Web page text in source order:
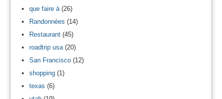
que faire à(26)
Randonnées (14)
Restaurant(45)
roadtrip usa(20)
San Francisco(12)
shopping(1)
texas (6)